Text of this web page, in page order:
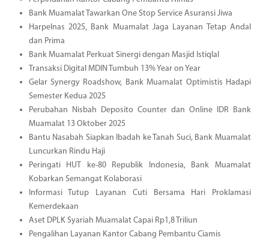
Bank Muamalat Tawarkan One Stop Service Asuransi Jiwa
Harpelnas 2025, Bank Muamalat Jaga Layanan Tetap Andal
dan Prima
Bank Muamalat Perkuat Sinergi dengan Masjid Istiqlal
Transaksi Digital MDIN Tumbuh 13% Year on Year
Gelar Synergy Roadshow, Bank Muamalat Optimistis Hadapi
Semester Kedua 2025
Perubahan Nisbah Deposito Counter dan Online IDR Bank
Muamalat 13 Oktober 2025
Bantu Nasabah Siapkan Ibadah ke Tanah Suci, Bank Muamalat
Luncurkan Rindu Haji
Peringati HUT ke-80 Republik Indonesia, Bank Muamalat
Kobarkan Semangat Kolaborasi
Informasi Tutup Layanan Cuti Bersama Hari Proklamasi
Kemerdekaan
Aset DPLK Syariah Muamalat Capai Rp1,8 Triliun
Pengalihan Layanan Kantor Cabang Pembantu Ciamis